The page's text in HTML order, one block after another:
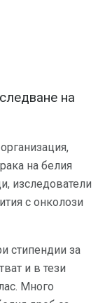
на
на белия
изследователи
с онколози
стипендии за
и в тези
Много